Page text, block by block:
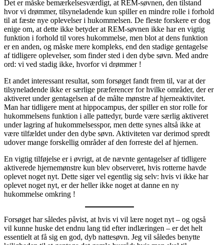
Det er måske bemærkelsesværdigt, at REM-søvnen, den tilstand
hvor vi drømmer, tilsyneladende kun spiller en mindre rolle i forhold
til at fæste nye oplevelser i hukommelsen. De fleste forskere er dog
enige om, at dette ikke betyder at REM-søvnen ikke har en vigtig
funktion i forhold til vores hukommelse, men blot at dens funktion
er en anden, og måske mere kompleks, end den stadige gentagelse
af tidligere oplevelser, som finder sted i den dybe søvn. Med andre
ord: vi ved stadig ikke, hvorfor vi drømmer !
Et andet interessant resultat, som forsøget fandt frem til, var at der
tilsyneladende ikke er særlige præferencer for hvilke områder, der er
aktiveret under gentagelsen af de målte mønstre af hjerneaktivitet.
Man har tidligere ment at hippocampus, der spiller en stor rolle for
hukommelsens funktion i alle pattedyr, burde være særlig aktiveret
under lagring af hukommelsesspor, men dette synes altså ikke at
være tilfældet under den dybe søvn. Aktiviteten var derimod spredt
udover mange forskellig områder af den forreste del af hjernen.
En vigtig tilføjelse er i øvrigt, at de nævnte gentagelser af tidligere
aktiverede hjernemønstre kun blev observeret, hvis rotterne havde
oplevet noget nyt. Dette siger vel egentlig sig selv: hvis vi ikke har
oplevet noget nyt, er der heller ikke noget at danne en ny
hukommelse omkring !
Forsøget har således påvist, at hvis vi vil lære noget nyt – og også
vil kunne huske det endnu lang tid efter indlæringen – er det helt
essentielt at få sig en god, dyb nattesøvn. Jeg vil således benytte